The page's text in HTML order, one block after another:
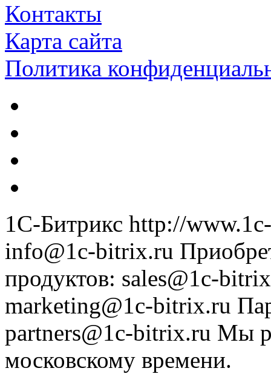
Контакты
Карта сайта
Политика
1С-Битрикс http://
info@1c-bitrix.ru
продуктов: sales@1c-
marketing@1c-bitrix.ru
partners@1c-bitrix.ru Мы
московскому времени.